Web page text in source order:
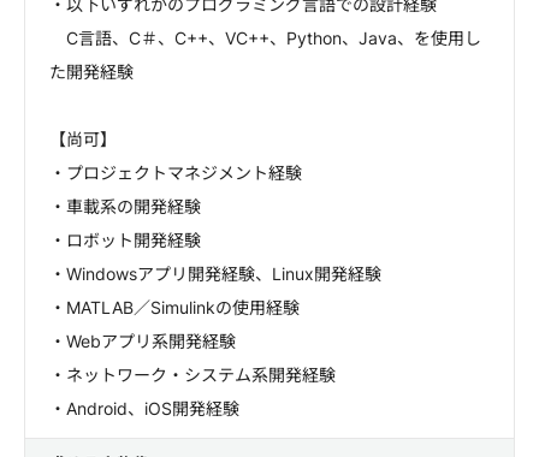
・以下いずれかのプログラミング言語での設計経験
C言語、C＃、C++、VC++、Python、Java、を使用し
た開発経験
【尚可】
・プロジェクトマネジメント経験
・車載系の開発経験
・ロボット開発経験
・Windowsアプリ開発経験、Linux開発経験
・MATLAB／Simulinkの使用経験
・Webアプリ系開発経験
・ネットワーク・システム系開発経験
・Android、iOS開発経験